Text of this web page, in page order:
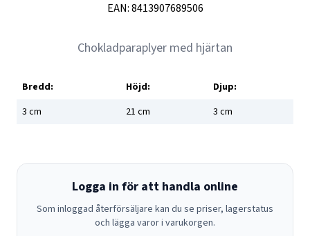
EAN:8413907689506
Chokladparaplyer med hjärtan
Bredd: Höjd:
Djup:
3 cm 21 cm 3 cm
Logga in för att handla online
Som inloggad återförsäljare kan du se priser, lagerstatus
och lägga varor i varukorgen.